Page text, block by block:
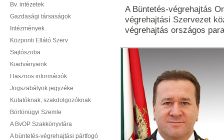
Bv. intézetek
Gazdasági társaságok
Intézmények
Központi Ellátó Szerv
Sajtószoba
Kiadványaink
Hasznos információk
Jogszabályok jegyzéke
Kutatóknak, szakdolgozóknak
Börtönügyi Szemle
A BvOP Szakkönyvtára
A büntetés-végrehajtási pártfogó
A Büntetés-végrehajtás
végrehajtási Szervezet
végrehajtás országos